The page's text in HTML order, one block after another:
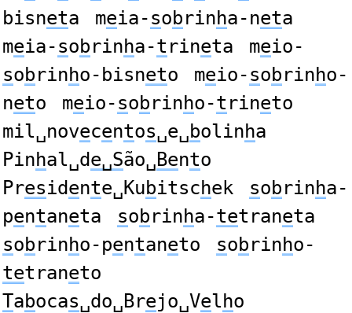
bisneta meia-sobrinha-neta
meia-sobrinha-trineta meio-
sobrinho-bisneto meio-sobrinho-
neto meio-sobrinho-trineto
mil␣novecentos␣e␣bolinha
Pinhal␣de␣São␣Bento
Presidente␣Kubitschek sobrinha-
pentaneta sobrinha-tetraneta
sobrinho-pentaneto sobrinho-
tetraneto
Tabocas␣do␣Brejo␣Velho